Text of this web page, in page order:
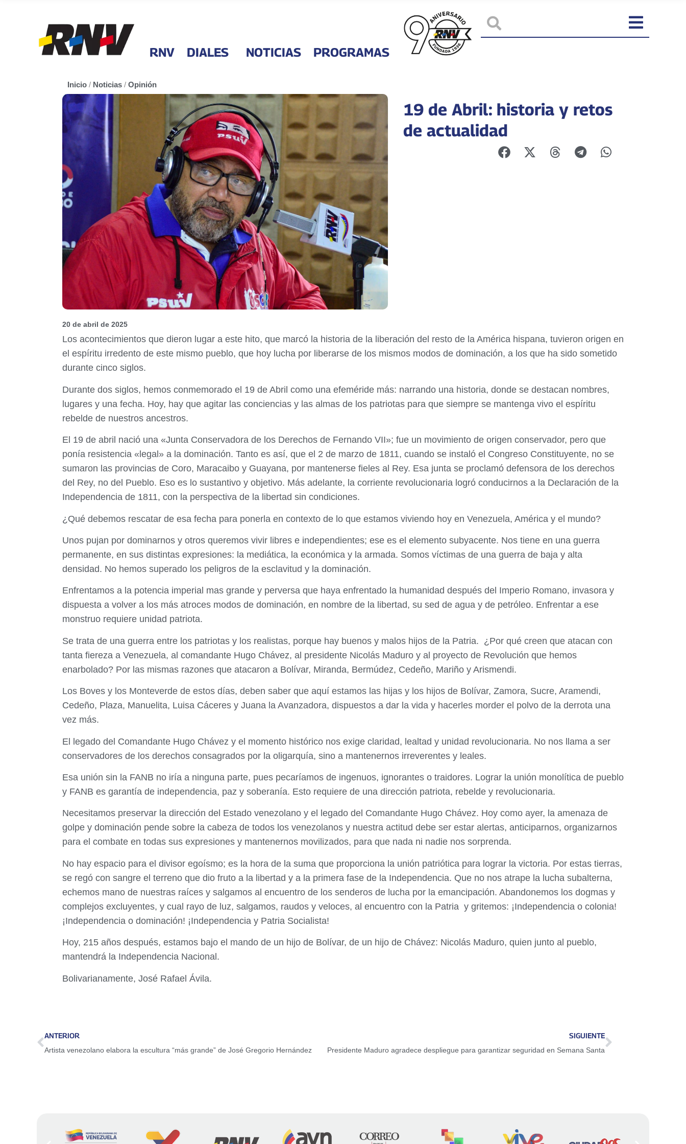
RNV DIALES NOTICIAS PROGRAMAS
Inicio / Noticias / Opinión
19 de Abril: historia y retos
de actualidad
20 de abril de 2025
Los acontecimientos que dieron lugar a este hito, que marcó la historia de la liberación del resto de la América hispana, tuvieron origen en
el espíritu irredento de este mismo pueblo, que hoy lucha por liberarse de los mismos modos de dominación, a los que ha sido sometido
durante cinco siglos.
Durante dos siglos, hemos conmemorado el 19 de Abril como una efeméride más: narrando una historia, donde se destacan nombres,
lugares y una fecha. Hoy, hay que agitar las conciencias y las almas de los patriotas para que siempre se mantenga vivo el espíritu
rebelde de nuestros ancestros.
El 19 de abril nació una «Junta Conservadora de los Derechos de Fernando VII»; fue un movimiento de origen conservador, pero que
ponía resistencia «legal» a la dominación. Tanto es así, que el 2 de marzo de 1811, cuando se instaló el Congreso Constituyente, no se
sumaron las provincias de Coro, Maracaibo y Guayana, por mantenerse fieles al Rey. Esa junta se proclamó defensora de los derechos
del Rey, no del Pueblo. Eso es lo sustantivo y objetivo. Más adelante, la corriente revolucionaria logró conducirnos a la Declaración de la
Independencia de 1811, con la perspectiva de la libertad sin condiciones.
¿Qué debemos rescatar de esa fecha para ponerla en contexto de lo que estamos viviendo hoy en Venezuela, América y el mundo?
Unos pujan por dominarnos y otros queremos vivir libres e independientes; ese es el elemento subyacente. Nos tiene en una guerra
permanente, en sus distintas expresiones: la mediática, la económica y la armada. Somos víctimas de una guerra de baja y alta
densidad. No hemos superado los peligros de la esclavitud y la dominación.
Enfrentamos a la potencia imperial mas grande y perversa que haya enfrentado la humanidad después del Imperio Romano, invasora y
dispuesta a volver a los más atroces modos de dominación, en nombre de la libertad, su sed de agua y de petróleo. Enfrentar a ese
monstruo requiere unidad patriota.
Se trata de una guerra entre los patriotas y los realistas, porque hay buenos y malos hijos de la Patria. ¿Por qué creen que atacan con
tanta fiereza a Venezuela, al comandante Hugo Chávez, al presidente Nicolás Maduro y al proyecto de Revolución que hemos
enarbolado? Por las mismas razones que atacaron a Bolívar, Miranda, Bermúdez, Cedeño, Mariño y Arismendi.
Los Boves y los Monteverde de estos días, deben saber que aquí estamos las hijas y los hijos de Bolívar, Zamora, Sucre, Aramendi,
Cedeño, Plaza, Manuelita, Luisa Cáceres y Juana la Avanzadora, dispuestos a dar la vida y hacerles morder el polvo de la derrota una
vez más.
El legado del Comandante Hugo Chávez y el momento histórico nos exige claridad, lealtad y unidad revolucionaria. No nos llama a ser
conservadores de los derechos consagrados por la oligarquía, sino a mantenernos irreverentes y leales.
Esa unión sin la FANB no iría a ninguna parte, pues pecaríamos de ingenuos, ignorantes o traidores. Lograr la unión monolítica de pueblo
y FANB es garantía de independencia, paz y soberanía. Esto requiere de una dirección patriota, rebelde y revolucionaria.
Necesitamos preservar la dirección del Estado venezolano y el legado del Comandante Hugo Chávez. Hoy como ayer, la amenaza de
golpe y dominación pende sobre la cabeza de todos los venezolanos y nuestra actitud debe ser estar alertas, anticiparnos, organizarnos
para el combate en todas sus expresiones y mantenernos movilizados, para que nada ni nadie nos sorprenda.
No hay espacio para el divisor egoísmo; es la hora de la suma que proporciona la unión patriótica para lograr la victoria. Por estas tierras,
se regó con sangre el terreno que dio fruto a la libertad y a la primera fase de la Independencia. Que no nos atrape la lucha subalterna,
echemos mano de nuestras raíces y salgamos al encuentro de los senderos de lucha por la emancipación. Abandonemos los dogmas y
complejos excluyentes, y cual rayo de luz, salgamos, raudos y veloces, al encuentro con la Patria y gritemos: ¡Independencia o colonia!
¡Independencia o dominación! ¡Independencia y Patria Socialista!
Hoy, 215 años después, estamos bajo el mando de un hijo de Bolívar, de un hijo de Chávez: Nicolás Maduro, quien junto al pueblo,
mantendrá la Independencia Nacional.
Bolivarianamente, José Rafael Ávila.
ANTERIOR
Artista venezolano elabora la escultura “más grande” de José Gregorio Hernández
SIGUIENTE
Presidente Maduro agradece despliegue para garantizar seguridad en Semana Santa